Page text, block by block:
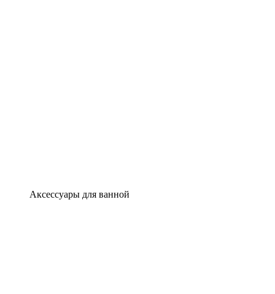
Аксессуары для ванной